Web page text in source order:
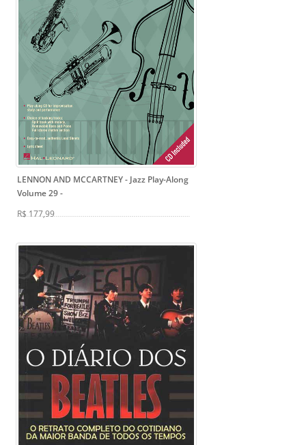
LENNON AND MCCARTNEY - Jazz Play-Along
Volume 29-
R$ 177,99